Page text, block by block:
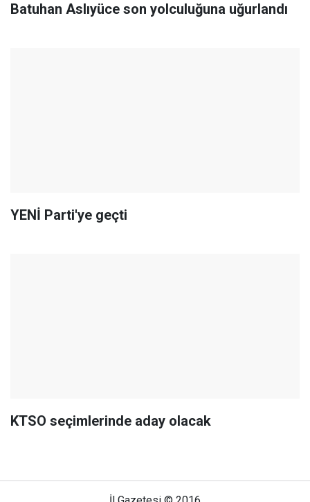
Batuhan Aslıyüce son yolculuğuna uğurlandı
YENİ Parti'ye geçti
KTSO seçimlerinde aday olacak